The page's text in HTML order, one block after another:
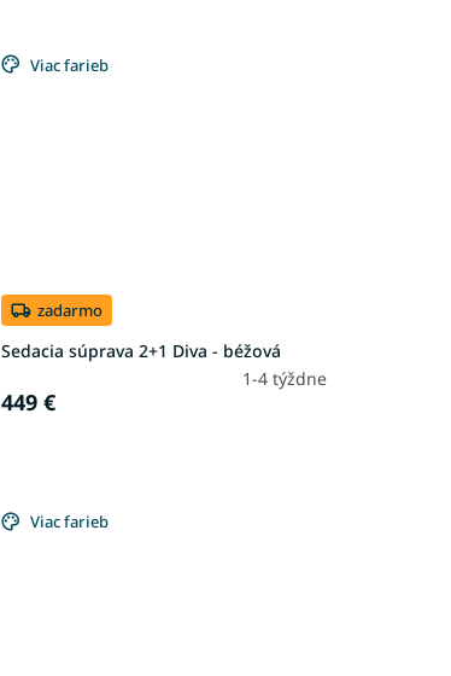
Viac farieb
zadarmo
Sedacia súprava 2+1 Diva - béžová
1-4 týždne
449 €
Viac farieb